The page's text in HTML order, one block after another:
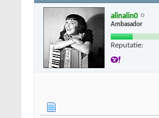
alinalin0
Ambasador
Reputatie: